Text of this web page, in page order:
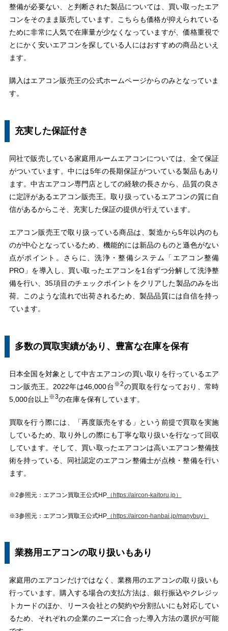
整備が必要ない、と判断された製品については、買い取ったエア
コンをそのまま販売しています。こちらも価格が抑えられている
ために非常に人気で在庫量が少なくなっていますが、価格重視で
とにかく安いエアコンを探している人にはおすすめの商品といえ
ます。
購入はエアコン販売王の公式ホームページからのみとなっていま
す。
充実した保証付き
同社で販売している家庭用ルームエアコンについては、全て保証
がついています。中には5年の長期保証がついている製品もあり
ます。中古エアコン専門店としての経験の長さから、品質の良さ
に定評があるエアコン販売王。取り扱っているエアコンの質に自
信があるからこそ、充実した保証の提供が行えています。
エアコン販売王で取り扱っている商品は、製造から5年以内のも
のが中心となっているため、機能的には新品のものと遜色がない
点がポイント。さらに、洗浄・整備システム「エアコン整備
PRO」を導入し、買い取ったエアコンを1台ずつ分解して洗浄整
備を行い、35項目のチェックポイントをクリアした製品のみを出
荷。このような流れで出荷されるため、製品品質には自信を持っ
ています。
多数の買取実績があり、豊富な在庫を保有
日本全国を対象として中古エアコンの買い取りを行っているエア
コン販売王。2022年は46,000台※2の買取を行なっており、常時
5,000台以上※3の在庫を保有しています。
買取を行う際には、「再度販売をする」という前提で買取を実施
しているため、取り外しの際にも丁寧な取り扱いを行なって回収
しています。そして、買い取ったエアコンは高いエアコン整備技
術を持っている、同社認定のエアコン整備士が点検・整備を行い
ます。
※2参照元：エアコン買取王公式HP（https://aircon-kaitoru.jp）
※3参照元：エアコン買取王公式HP（https://aircon-hanbai.jp/manybuy）
業務用エアコンの取り扱いもあり
家庭用のエアコンだけではなく、業務用のエアコンの取り扱いも
行っています。購入する場合の支払方法は、銀行振込やクレジッ
トカードのほか、リース会社との契約や分割払いにも対応してい
るため、それぞれの企業のニーズに合った導入方法の選択が可能